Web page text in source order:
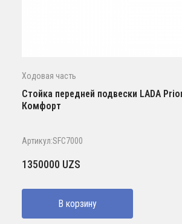
Ходовая часть
Стойка передней подвески LADA
Комфорт
Артикул:SFC7000
1350000 UZS
В корзину